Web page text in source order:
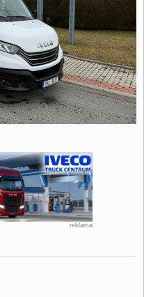
reklama